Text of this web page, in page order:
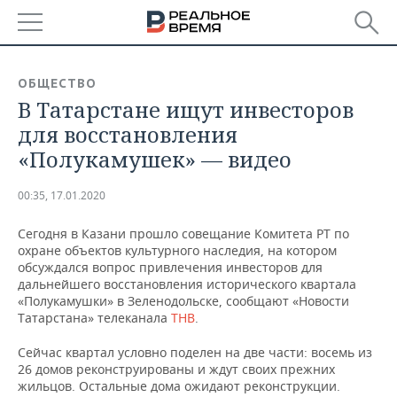
БАШКОРТОСТАН
ТАТАРСТАН
НОВОСТИ
АНАЛИТИКА
ДЕКЛАРАЦИИ О ДОХОДАХ
КОРОЛИ ГОСЗАКАЗА ПФО
ВУЗЫ ТАТАРСТАНА
КОМУ ПРИНАДЛЕЖАТ
ТОРГОВЫЕ ЦЕНТРЫ
ТАТАРСТАНА
НОВОСТИ ЭКОНОМИКИ
ФИНАНСЫ
БАНКИ
БЮДЖЕТ
ИНВЕСТИЦИИ
ПРОМЫШЛЕННОСТЬ
НОВОСТИ
ПРОМЫШЛЕННОСТИ
АГРОПРОМ
МАШИНОСТРОЕНИЕ
НЕДВИЖИМОСТЬ
НОВОСТИ НЕДВИЖИМОСТИ
АВТО
НОВОСТИ АВТО
БИЗНЕС
НОВОСТИ БИЗНЕСА
ТЕХНОЛОГИИ
ОБЩЕСТВО
В Татарстане ищут инвесторов
для восстановления
«Полукамушек» — видео
00:35, 17.01.2020
Сегодня в Казани прошло совещание Комитета РТ по
охране объектов культурного наследия, на котором
обсуждался вопрос привлечения инвесторов для
дальнейшего восстановления исторического квартала
«Полукамушки» в Зеленодольске, сообщают «Новости
Татарстана» телеканала ТНВ.
Сейчас квартал условно поделен на две части: восемь из
26 домов реконструированы и ждут своих прежних
жильцов. Остальные дома ожидают реконструкции.